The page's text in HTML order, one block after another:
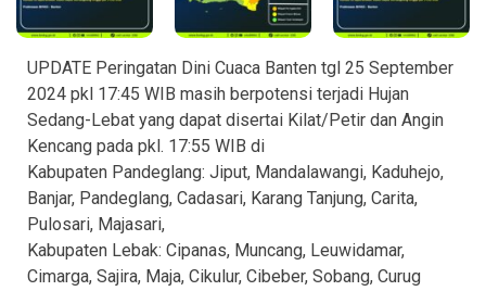
UPDATE Peringatan Dini Cuaca Banten tgl 25 September
2024 pkl 17:45 WIB masih berpotensi terjadi Hujan
Sedang-Lebat yang dapat disertai Kilat/Petir dan Angin
Kencang pada pkl. 17:55 WIB di
Kabupaten Pandeglang: Jiput, Mandalawangi, Kaduhejo,
Banjar, Pandeglang, Cadasari, Karang Tanjung, Carita,
Pulosari, Majasari,
Kabupaten Lebak: Cipanas, Muncang, Leuwidamar,
Cimarga, Sajira, Maja, Cikulur, Cibeber, Sobang, Curug